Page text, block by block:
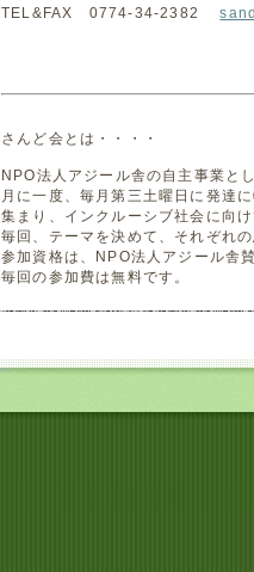
TEL&FAX 0774-34-2382
さんど会とは・・・・
NPO法人アジール舎の自主事業と
月に一度、毎月第三土曜日に発達
集まり、インクルーシブ社会に向
毎回、テーマを決めて、それぞれ
参加資格は、NPO法人アジール舎
毎回の参加費は無料です。